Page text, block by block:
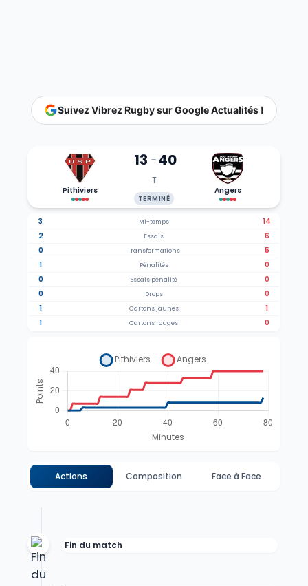
Suivez Vibrez Rugby sur Google Actualités !
Pithiviers
13 -40
T
TERMINÉ
Angers
3 Mi-temps
14
2
Essais
6
0
Transformations
5
1
Pénalités
0
0
Essais pénalité
0
0
Drops
0
1
Cartons jaunes
1
1
Cartons rouges 0
Actions Composition Face à Face
Fin du match